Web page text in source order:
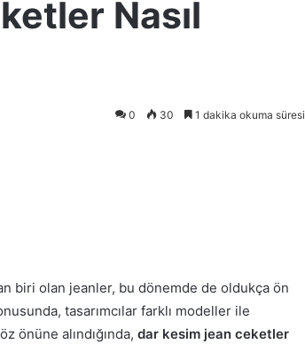
Nasıl
0 30 1 dakika okuma süresi
biri olan jeanler, bu dönemde de oldukça ön
tasarımcılar farklı modeller ile
önüne alındığında, dar kesim jean ceketler